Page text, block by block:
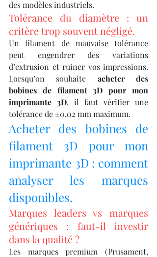
des modèles industriels.
Tolérance du diamètre : un
critère trop souvent négligé.
Un filament de mauvaise tolérance
peut engendrer des variations
d’extrusion et ruiner vos impressions.
Lorsqu’on souhaite acheter des
bobines de filament 3D pour mon
imprimante 3D, il faut vérifier une
tolérance de ±0,02 mm maximum.
Acheter des bobines de
filament 3D pour mon
imprimante 3D : comment
analyser les marques
disponibles.
Marques leaders vs marques
génériques : faut-il investir
dans la qualité ?
Les marques premium (Prusament,